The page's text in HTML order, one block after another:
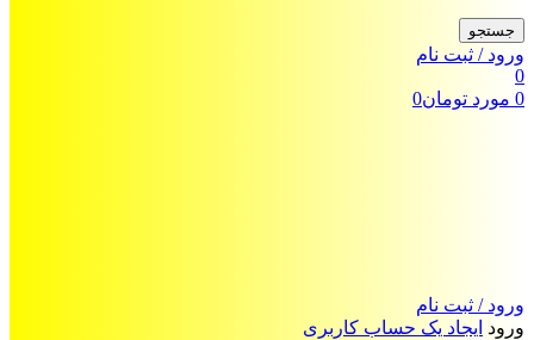
جستجو
ورود / ثبت نام
0
0 مورد تومان0
ورود / ثبت نام
ورود ایجاد یک حساب کاربری